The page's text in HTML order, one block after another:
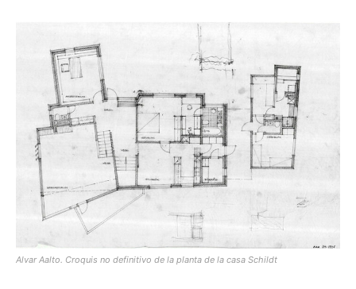
Alvar Aalto. Croquis no definitivo de la planta de la casa Schildt